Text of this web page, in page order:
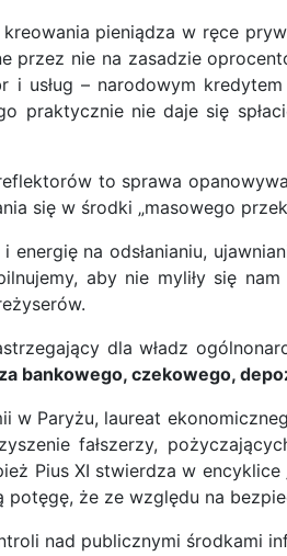
pieniądza w ręce
przez nie na zasadzie
usług – narodowym
praktycznie nie daje się
to sprawa
się w środki „masowego
na odsłanianiu,
aby nie myliły się nam
dla władz
bankowego, czekowego,
w Paryżu, laureat
fałszerzy,
Pius XI stwierdza w encyklice
że ze względu na
nad publicznymi środkami